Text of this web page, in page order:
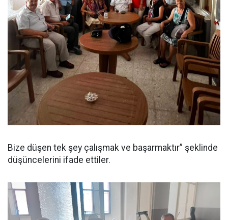
Bize düşen tek şey çalışmak ve başarmaktır” şeklinde
düşüncelerini ifade ettiler.